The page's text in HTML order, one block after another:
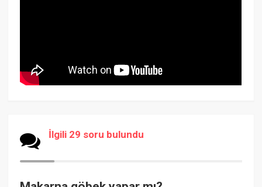
İlgili 29 soru bulundu